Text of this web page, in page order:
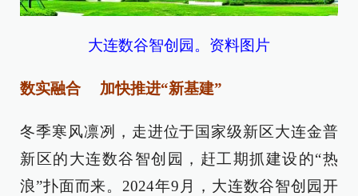
大连数谷智创园。资料图片
数实融合 加快推进“新基建”
冬季寒风凛冽，走进位于国家级新区大连金普
新区的大连数谷智创园，赶工期抓建设的“热
浪”扑面而来。2024年9月，大连数谷智创园开